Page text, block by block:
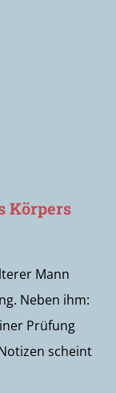
Körpers
Mann
Neben ihm:
Prüfung
scheint